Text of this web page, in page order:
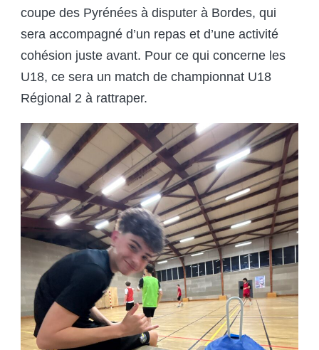
coupe des Pyrénées à disputer à Bordes, qui
sera accompagné d’un repas et d’une activité
cohésion juste avant. Pour ce qui concerne les
U18, ce sera un match de championnat U18
Régional 2 à rattraper.